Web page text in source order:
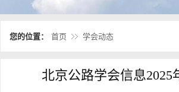
您的位置： 首页 学会动态
北京公路学会信息2025